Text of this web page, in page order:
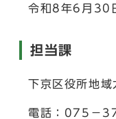
令和8年6月30
担当課
下京区役所地
電話：075－